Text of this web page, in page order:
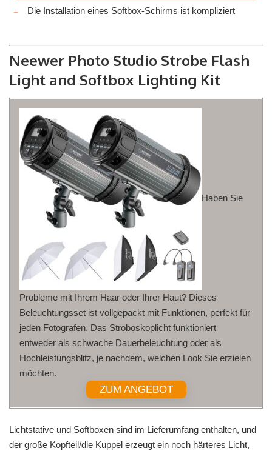
Die Installation eines Softbox-Schirms ist kompliziert
Neewer Photo Studio Strobe Flash
Light and Softbox Lighting Kit
Haben Sie
Probleme mit Ihrem Haar oder Ihrer Haut? Dieses
Beleuchtungsset ist vollgepackt mit Funktionen, perfekt für
jeden Fotografen. Das Stroboskoplicht funktioniert
entweder als schwache Dauerbeleuchtung oder als
Hochleistungsblitz, je nachdem, welchen Look Sie erzielen
möchten.
ZUM ANGEBOT
Lichtstative und Softboxen sind im Lieferumfang enthalten, und
der große Kopfteil/die Kuppel erzeugt ein noch härteres Licht,